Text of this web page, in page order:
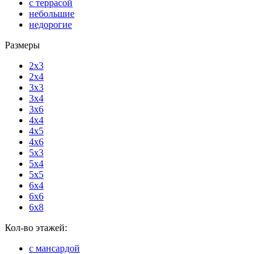
с террасой
небольшие
недорогие
Размеры
2x3
2x4
3x3
3x4
3x6
4x4
4x5
4x6
5x3
5x4
5x5
6x4
6x6
6x8
Кол-во этажей:
с мансардой